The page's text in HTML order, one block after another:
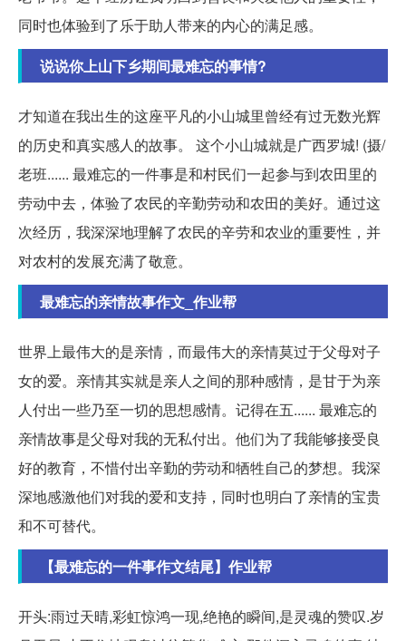
同时也体验到了乐于助人带来的内心的满足感。
说说你上山下乡期间最难忘的事情?
才知道在我出生的这座平凡的小山城里曾经有过无数光辉
的历史和真实感人的故事。 这个小山城就是广西罗城! (摄/
老班...... 最难忘的一件事是和村民们一起参与到农田里的
劳动中去，体验了农民的辛勤劳动和农田的美好。通过这
次经历，我深深地理解了农民的辛劳和农业的重要性，并
对农村的发展充满了敬意。
最难忘的亲情故事作文_作业帮
世界上最伟大的是亲情，而最伟大的亲情莫过于父母对子
女的爱。亲情其实就是亲人之间的那种感情，是甘于为亲
人付出一些乃至一切的思想感情。记得在五...... 最难忘的
亲情故事是父母对我的无私付出。他们为了我能够接受良
好的教育，不惜付出辛勤的劳动和牺牲自己的梦想。我深
深地感激他们对我的爱和支持，同时也明白了亲情的宝贵
和不可替代。
【最难忘的一件事作文结尾】作业帮
开头:雨过天晴,彩虹惊鸿一现,绝艳的瞬间,是灵魂的赞叹.岁